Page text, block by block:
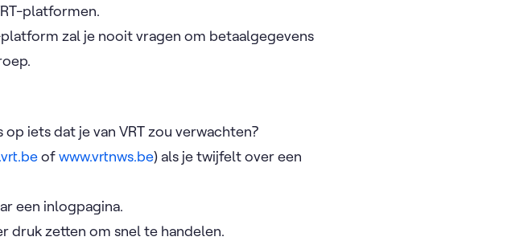
platformen.
zal je nooit vragen om betaalgegevens
iets dat je van VRT zou verwachten?
ofwww.vrtnws.be) als je twijfelt over een
een inlogpagina.
druk zetten om snel te handelen.